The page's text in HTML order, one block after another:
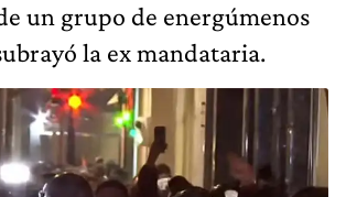
un grupo de energúmenos
la ex mandataria.